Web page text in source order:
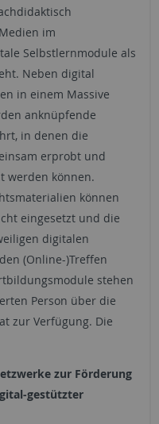
im
Selbstlernmodule als
Neben digital
in einem Massive
anknüpfende
in denen die
erprobt und
werden können.
können
eingesetzt und die
digitalen
(Online-)Treffen
stehen
Person über die
zur Verfügung. Die
zur Förderung
gestützter